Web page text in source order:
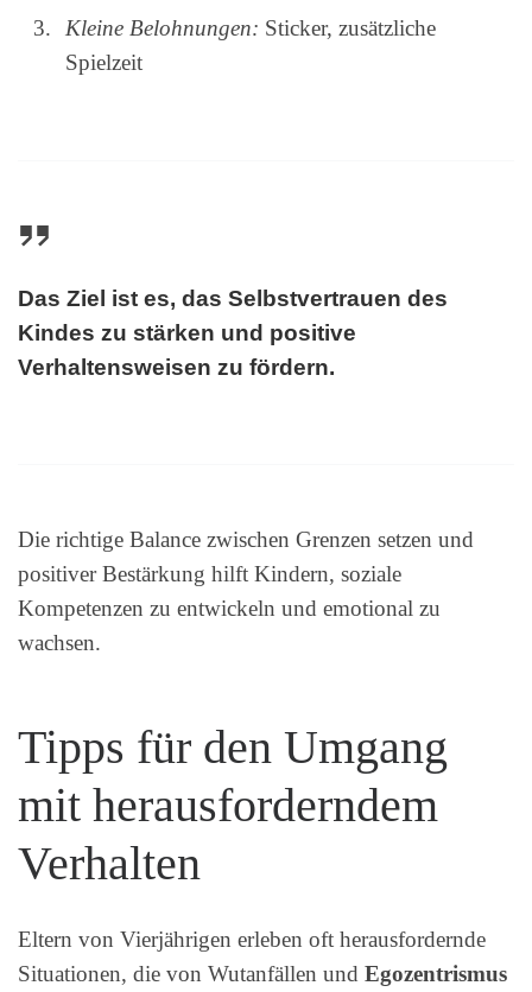
Kleine Belohnungen: Sticker, zusätzliche
Spielzeit
Das Ziel ist es, das Selbstvertrauen des
Kindes zu stärken und positive
Verhaltensweisen zu fördern.
Die richtige Balance zwischen Grenzen setzen und
positiver Bestärkung hilft Kindern, soziale
Kompetenzen zu entwickeln und emotional zu
wachsen.
Tipps für den Umgang
mit herausforderndem
Verhalten
Eltern von Vierjährigen erleben oft herausfordernde
Situationen, die von Wutanfällen und Egozentrismus